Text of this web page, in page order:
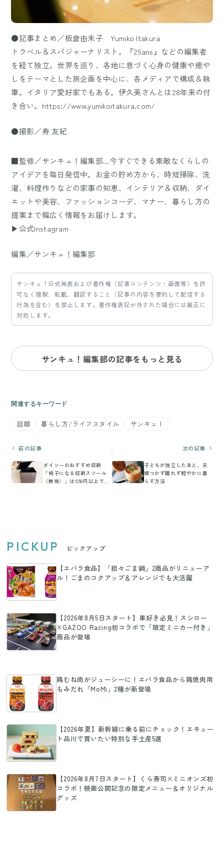
●記事まとめ／板倉由未子 Yumiko Itakura
トラベル＆スパジャーナリスト。『25ans』などの編集者
を経て独立。世界を巡り、各地に息づく心身の健康や癒や
しをテーマとした旅企画を中心に、各メディアで構成＆執
筆。イタリア愛好家でもある。伊久美さんとは28年来の付
き合い。https://www.yumikoitakura.com/
●撮影／寿 友紀
■監修／サンキュ！編集部…今すぐできる素敵なくらしの
アイデアを毎日発信中。お金の貯め方から、時短掃除、洗
濯、料理作りなどの家事の知恵、インテリア＆収納、ダイ
エットや美容、ファッションコーデ、マナー、暮らし方の
提案まで幅広く情報をお届けします。
▶公式Instagram
編集／サンキュ！編集部
サンキュ！公式発表および著作権（記事コンテンツ・画像等）を許
可なく複製、転載、翻訳すること（記事の内容を要約して配信する
行為を含む）を禁止します。著作権表記が外された場合には厳正に
対処します。
サンキュ！編集部の記事をもっと見る
関連するキーワード
話題 暮らし方/ライフスタイル サンキュ！
前の記事
ダイソーのおすすめ収納
「椅子になる収納スツール
（無地）」は550円以上でも
次の記事
子どもが独立したあと、夫
婦つかず離れず軽やかに暮
らす方法
PICKUP ピックアップ
【エバラ食品】「担々ごま鍋」2商品がリニューア
ル！ごまのコクアップ＆アレンジでも大活躍
【2026年8月5日スタート】車好き必見！スシロー
×GAZOO Racing初コラボで「限定ミニカー付き」
商品が登場
鶏むね肉がジューシーに！エバラ食品から鶏焼肉用
もみだれ「MoMi」2種が新登場
【2026年夏】新幹線に乗る前にチェック！エキュー
ト品川で買いたい特別な手土産5選
【2026年8月7日スタート】くら寿司×ミニオンズ初
コラボ！映画公開記念の限定メニュー＆オリジナル
グッズ